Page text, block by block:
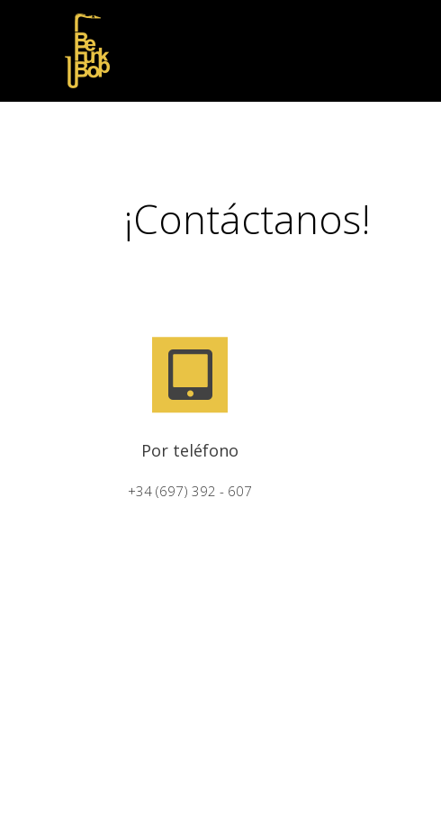
¡Contáctanos!
Por teléfono
+34 (697) 392 - 607